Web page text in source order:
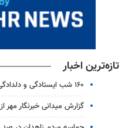
تازه‌ترین اخبار
۱۶۰ شب ایستادگی و دلدادگی در خیابان‌های چابهار
گزارش میدانی خبرنگار